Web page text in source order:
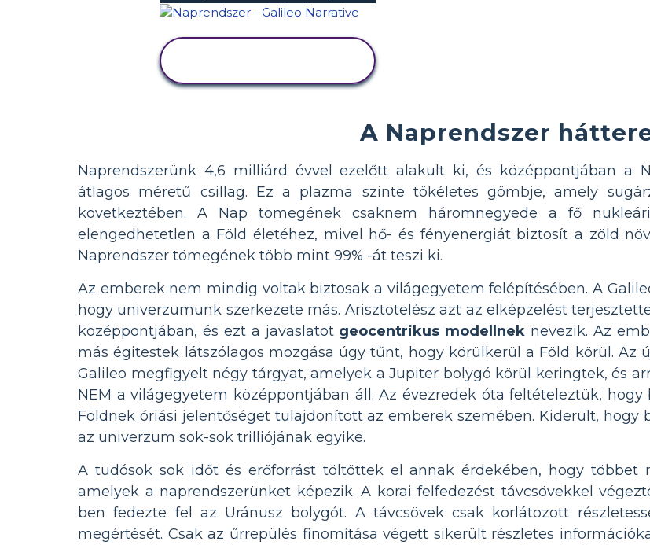
A Naprendszer
Naprendszerünk 4,6 milliárd évvel ezelőtt alakult ki, és középpontjában a
átlagos méretű csillag. Ez a plazma szinte tökéletes gömbje, amely
következtében. A Nap tömegének csaknem háromnegyede a fő
elengedhetetlen a Föld életéhez, mivel hő- és fényenergiát biztosít a zöld
Naprendszer tömegének több mint 99% -át teszi ki.
Az emberek nem mindig voltak biztosak a világegyetem felépítésében. A
hogy univerzumunk szerkezete más. Arisztotelész azt az elképzelést
középpontjában, és ezt a javaslatot geocentrikus modellnek nevezik. Az
más égitestek látszólagos mozgása úgy tűnt, hogy körülkerül a Föld körül. Az
Galileo megfigyelt négy tárgyat, amelyek a Jupiter bolygó körül keringtek, és
NEM a világegyetem középpontjában áll. Az évezredek óta feltételeztük,
Földnek óriási jelentőséget tulajdonított az emberek szemében. Kiderült, hogy
az univerzum sok-sok trilliójának egyike.
A tudósok sok időt és erőforrást töltöttek el annak érdekében, hogy többet
amelyek a naprendszerünket képezik. A korai felfedezést távcsövekkel
ben fedezte fel az Uránusz bolygót. A távcsövek csak korlátozott
megértését. Csak az űrrepülés finomítása végett sikerült részletes